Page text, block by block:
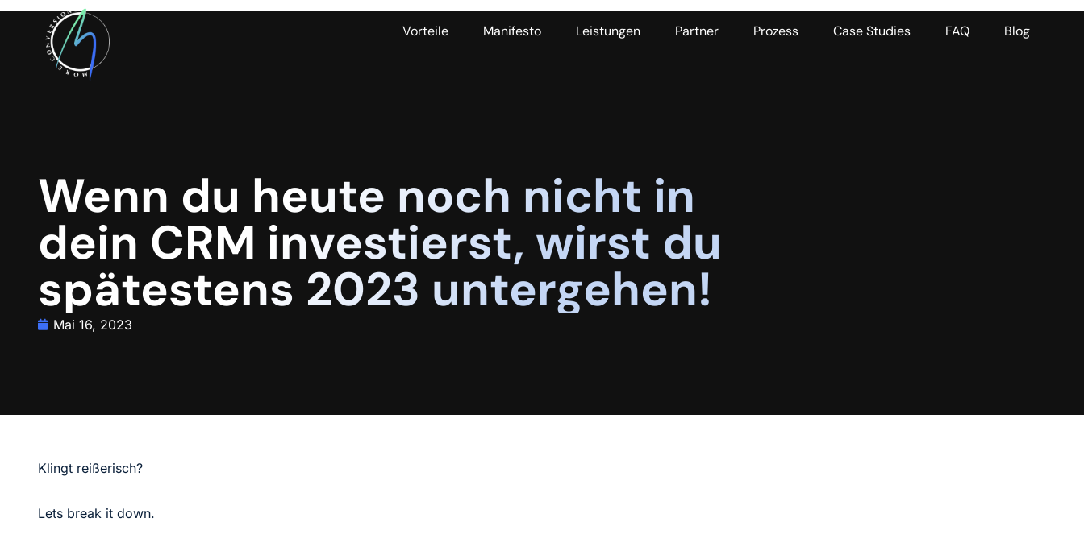
Vorteile Manifesto Leistungen Partner Prozess Case Studies FAQ Blog
Wenn du heute noch nicht in
dein CRM investierst, wirst du
spätestens 2023 untergehen!
Mai 16, 2023
Klingt reißerisch?
Lets break it down.